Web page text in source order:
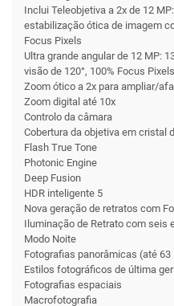
Inclui Teleobjetiva a 2x de 12
estabilização ótica de imagem
Focus Pixels
Ultra grande angular de 12 MP:
visão de 120°, 100% Focus Pixels
Zoom ótico a 2x para ampliar/
Zoom digital até 10x
Controlo da câmara
Cobertura da objetiva em cristal
Flash True Tone
Photonic Engine
Deep Fusion
HDR inteligente 5
Nova geração de retratos com
Iluminação de Retrato com seis
Modo Noite
Foto­grafias panorâmicas (até 63
Estilos fotográficos de última
Foto­grafias espaciais
Macrofotografia